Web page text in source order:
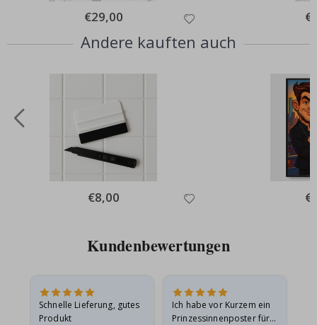
Special
Price
€29,00
Andere kauften auch
Special
Price
€8,00
Kundenbewertungen
Schnelle Lieferung, gutes
Produkt
Ich habe vor Kurzem ein
Prinzessinnenposter für